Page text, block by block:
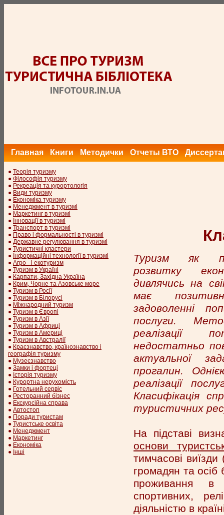
Главная Книги Методички Отчеты ВТО
● Теорія туризму
● Філософія туризму
● Рекреація та курортологія
● Види туризму
● Економіка туризму
● Менеджмент в туризмі
● Маркетинг в туризмі
● Інновації в туризмі
● Транспорт в туризмі
● Право і формальності в туризмі
● Державне регулювання в туризмі
● Туристичні кластери
● Інформаційні технології в туризмі
● Агро - і екотуризм
● Туризм в Україні
● Карпати, Західна Україна
● Крим, Чорне та Азовське море
● Туризм в Росії
● Туризм в Білорусі
● Міжнародний туризм
● Туризм в Європі
● Туризм в Азії
● Туризм в Африці
● Туризм в Америці
● Туризм в Австралії
● Краєзнавство, країнознавство і
географія туризму
● Музеєзнавство
● Замки і фортеці
● Історія туризму
● Курортна нерухомість
● Готельний сервіс
● Ресторанний бізнес
● Екскурсійна справа
● Автостоп
● Поради туристам
● Туристське освіта
● Менеджмент
● Маркетинг
● Економіка
● Інші
Туризм як
розвитку
дивлячись на
має
задоволенні
послуги.
реалізації
недостатньо
актуальної
прогалин.
реалізації
Класифікація
туристичних
На підставі
основи
тимчасові
громадян та осіб
проживання в
спортивних,
діяльністю в